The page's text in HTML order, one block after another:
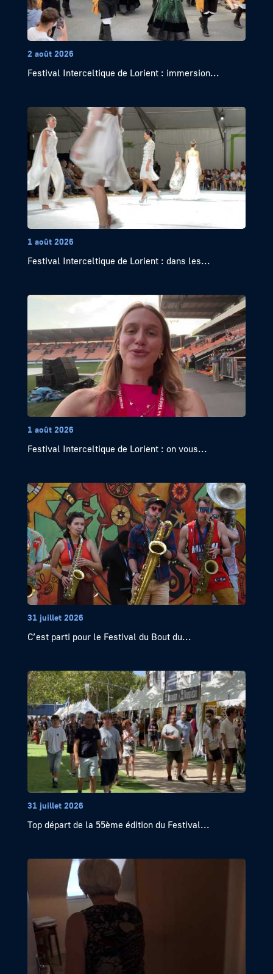
2 août 2026
Festival Interceltique de Lorient : immersion...
1 août 2026
Festival Interceltique de Lorient : dans les...
1 août 2026
Festival Interceltique de Lorient : on vous...
31 juillet 2026
C’est parti pour le Festival du Bout du...
31 juillet 2026
Top départ de la 55ème édition du Festival...